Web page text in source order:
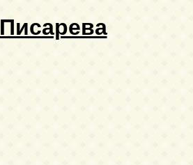
Писарева